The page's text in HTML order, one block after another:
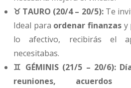
♉ TAURO (20/4 – 20/5):Te
Ideal para ordenar finanzasy
lo afectivo, recibirás el
necesitabas.
♊ GÉMINIS (21/5 – 20/6):
reuniones, acuerdos